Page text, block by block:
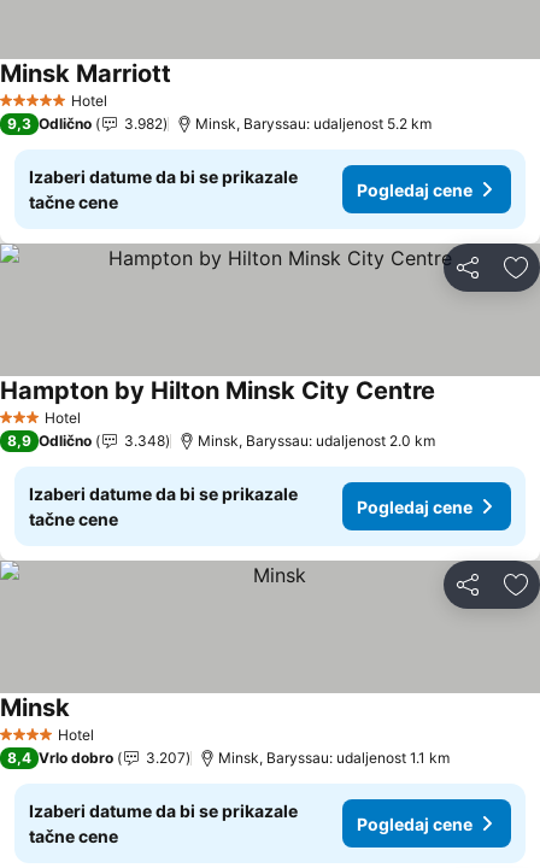
5 ZvezdiceHotel
Minsk Marriott
9,3 Odlično 3.982 Minsk, Baryssau: udaljenost 5.2 km
Izaberi datume da bi se prikazale
tačne cene
Pogledaj cene
Deli
3 Zvezdice
Hotel
Hampton by Hilton Minsk City Centre
8,9 Odlično 3.348 Minsk, Baryssau: udaljenost 2.0 km
Izaberi datume da bi se prikazale
tačne cene
Pogledaj cene
Deli
4 ZvezdiceHotel
Minsk
8,4 Vrlo dobro 3.207 Minsk, Baryssau: udaljenost 1.1 km
Izaberi datume da bi se prikazale
tačne cene
Pogledaj cene